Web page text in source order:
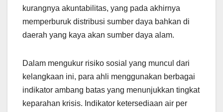
kurangnya akuntabilitas, yang pada akhirnya
memperburuk distribusi sumber daya bahkan di
daerah yang kaya akan sumber daya alam.
Dalam mengukur risiko sosial yang muncul dari
kelangkaan ini, para ahli menggunakan berbagai
indikator ambang batas yang menunjukkan tingkat
keparahan krisis. Indikator ketersediaan air per